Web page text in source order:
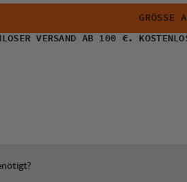
GRÖSSE
VERSAND AB 100 €.